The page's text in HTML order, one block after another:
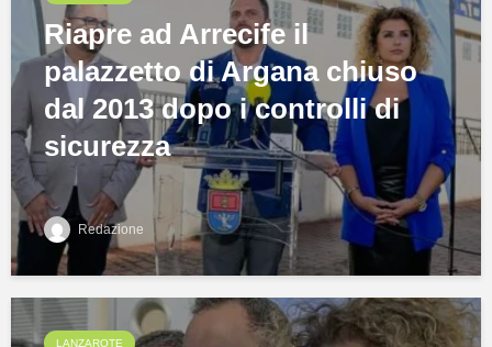
Riapre ad Arrecife il
palazzetto di Argana chiuso
dal 2013 dopo i controlli di
sicurezza
Redazione
LANZAROTE